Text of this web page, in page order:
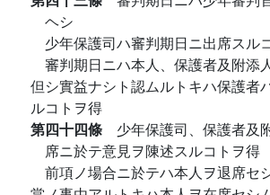
ヘシ
少年保護司ハ審判期日ニ出席スル
審判期日ニハ本人、保護者及附添
但シ實益ナシト認ムルトキハ保護者
ルコトヲ得
第四十四條 少年保護司、保護者及
席ニ於テ意見ヲ陳述スルコトヲ得
前項ノ場合ニ於テハ本人ヲ退席セ